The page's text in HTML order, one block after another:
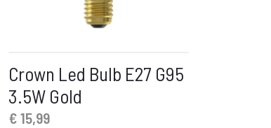
Crown Led Bulb E27 G95
3.5W Gold
€15,99